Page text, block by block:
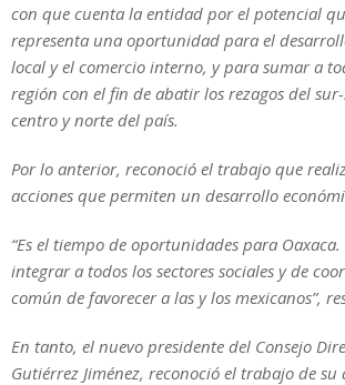
con que cuenta la entidad por el potencial
representa una oportunidad para el
local y el comercio interno, y para sumar a
región con el fin de abatir los rezagos del
centro y norte del país.
Por lo anterior, reconoció el trabajo que
acciones que permiten un desarrollo
“Es el tiempo de oportunidades para
integrar a todos los sectores sociales y de
común de favorecer a las y los mexicanos”,
En tanto, el nuevo presidente del Consejo
Gutiérrez Jiménez, reconoció el trabajo de